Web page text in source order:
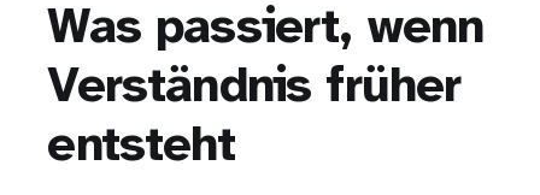
Was passiert, wenn
Verständnis früher
entsteht